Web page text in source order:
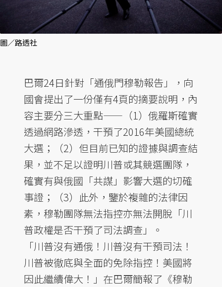
圖／路透社
巴爾24日針對「通俄門穆勒報告」，向
國會提出了一份僅有4頁的摘要說明，內
容主要分三大重點——（1）俄羅斯確實
透過網路滲透，干預了2016年美國總統
大選；（2）但目前已知的證據與調查結
果，並不足以證明川普或其競選團隊，
確實有與俄國「共謀」影響大選的切確
事證；（3）此外，鑒於複雜的法律因
素，穆勒團隊無法指控亦無法開脫「川
普政權是否干預了司法調查」。
「川普沒有通俄！川普沒有干預司法！
川普被徹底與全面的免除指控！美國將
因此繼續偉大！」在巴爾簡報了《穆勒